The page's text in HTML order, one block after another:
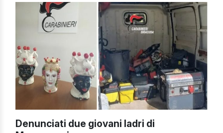
Denunciati due giovani ladri di